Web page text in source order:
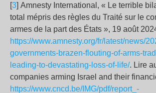
[3] Amnesty International, « Le terrible
total mépris des règles du Traité sur le
armes de la part des États », 19 août
https://www.amnesty.org/fr/latest/news/
governments-brazen-flouting-of-arms-
leading-to-devastating-loss-of-life/. Lire
companies arming Israel and their
https://www.cncd.be/IMG/pdf/report_-